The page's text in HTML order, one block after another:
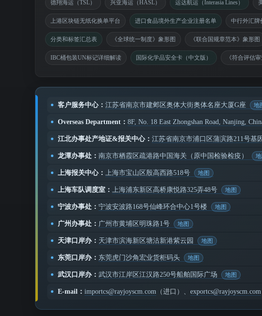
德翔海运（TSL） 兴亚海运（HASL） 运达航运（Interasia Lines）
上港区块链无纸化换单平台 进口食品境外生产企业注册名单 中行外汇牌
分类和标签汇总表 《全球统一制度》象形图 《联合国规章范本》象形图
IBC桶包装UN标记详细解读 国际化学品安全卡（中文版） 《符合评估
客户服务中心： 江苏省南京市建邺区奥体大街奥体名座大厦G座
Overseas Department： 8F, No. 18 East Zhongshan Road, Nanjing,
江北办事处产地证&报关中心： 江苏省南京市浦口区蒲滨路211号基
龙潭办事处： 南京市栖霞区疏港路中国海关（原中国检验检疫）
上海报关中心： 上海市宝山区殷高西路518号
上海车队调度室： 上海浦东新区高桥康悦路325弄48号
宁波办事处： 宁波安波路168号仙峰环合中心1号楼
广州办事处： 广州市黄埔区明珠路1号
天津口岸办： 天津市滨海新区塘沽新港紫云园
东莞口岸办： 东莞虎门沙角宏业货柜码头
武汉口岸办： 武汉市江岸区江汉路250号船舶国际广场
E-mail： importcs@rayjoyscm.com （进口）、 exportcs@rayjoyscm.com